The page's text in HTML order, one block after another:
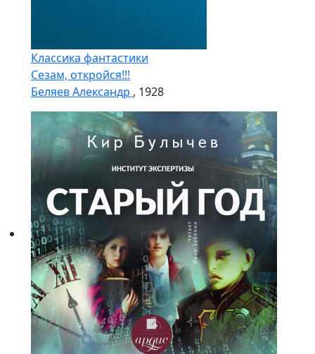
Классика фантастики
Сезам, откройся!!!
Беляев Александр , 1928